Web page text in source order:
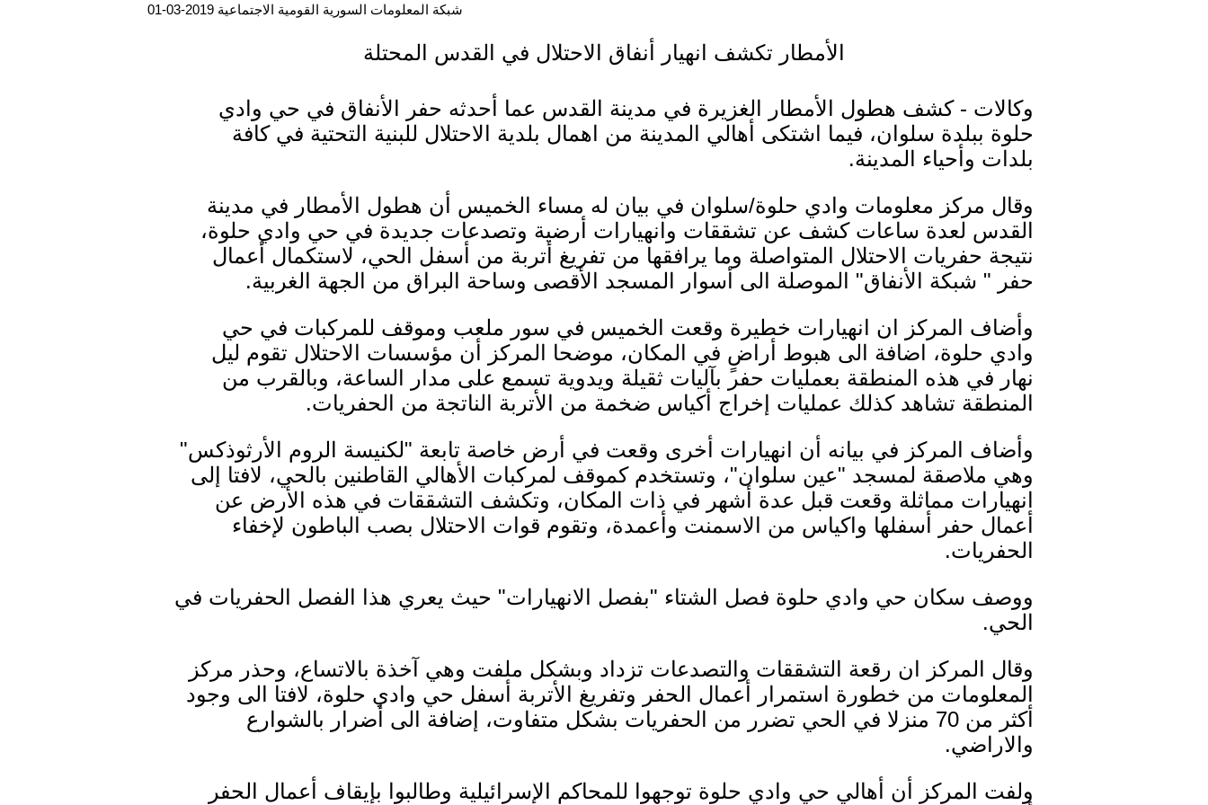
شبكة المعلومات السورية القومية الاجتماعية 2019-03-01
الأمطار تكشف انهيار أنفاق الاحتلال في القدس المحتلة
وكالات - كشف هطول الأمطار الغزيرة في مدينة القدس عما أحدثه حفر الأنفاق في حي وادي
حلوة ببلدة سلوان، فيما اشتكى أهالي المدينة من اهمال بلدية الاحتلال للبنية التحتية في كافة
بلدات وأحياء المدينة.
وقال مركز معلومات وادي حلوة/سلوان في بيان له مساء الخميس أن هطول الأمطار في مدينة
القدس لعدة ساعات كشف عن تشققات وانهيارات أرضية وتصدعات جديدة في حي وادي حلوة،
نتيجة حفريات الاحتلال المتواصلة وما يرافقها من تفريغ أتربة من أسفل الحي، لاستكمال أعمال
حفر " شبكة الأنفاق" الموصلة الى أسوار المسجد الأقصى وساحة البراق من الجهة الغربية.
وأضاف المركز ان انهيارات خطيرة وقعت الخميس في سور ملعب وموقف للمركبات في حي
وادي حلوة، اضافة الى هبوط أراضٍ في المكان، موضحا المركز أن مؤسسات الاحتلال تقوم ليل
نهار في هذه المنطقة بعمليات حفر بآليات ثقيلة ويدوية تسمع على مدار الساعة، وبالقرب من
المنطقة تشاهد كذلك عمليات إخراج أكياس ضخمة من الأتربة الناتجة من الحفريات.
وأضاف المركز في بيانه أن انهيارات أخرى وقعت في أرض خاصة تابعة "لكنيسة الروم الأرثوذكس"
وهي ملاصقة لمسجد "عين سلوان"، وتستخدم كموقف لمركبات الأهالي القاطنين بالحي، لافتا إلى
انهيارات مماثلة وقعت قبل عدة أشهر في ذات المكان، وتكشف التشققات في هذه الأرض عن
أعمال حفر أسفلها واكياس من الاسمنت وأعمدة، وتقوم قوات الاحتلال بصب الباطون لإخفاء
الحفريات.
ووصف سكان حي وادي حلوة فصل الشتاء "بفصل الانهيارات" حيث يعري هذا الفصل الحفريات في
الحي.
وقال المركز ان رقعة التشققات والتصدعات تزداد وبشكل ملفت وهي آخذة بالاتساع، وحذر مركز
المعلومات من خطورة استمرار أعمال الحفر وتفريغ الأتربة أسفل حي وادي حلوة، لافتا الى وجود
أكثر من 70 منزلا في الحي تضرر من الحفريات بشكل متفاوت، إضافة الى أضرار بالشوارع
والاراضي.
ولفت المركز أن أهالي حي وادي حلوة توجهوا للمحاكم الإسرائيلية وطالبوا بإيقاف أعمال الحفر